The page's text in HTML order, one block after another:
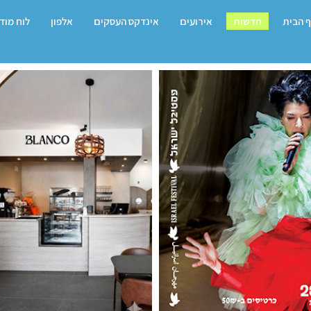
הבית חדשות אירועים אינדקס העסקים אלפון לוח